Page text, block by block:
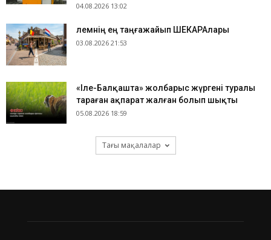
04.08.2026 13:02
​Әлемнің ең таңғажайып ШЕКАРАлары
03.08.2026 21:53
«Іле-Балқашта» жолбарыс жүргені туралы
тараған ақпарат жалған болып шықты
05.08.2026 18:59
Тағы мақалалар